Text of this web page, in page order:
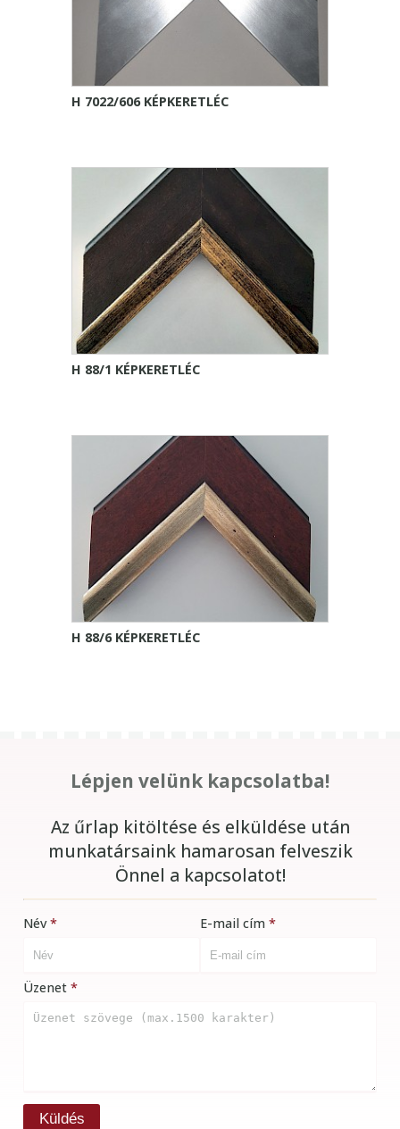
H 7022/606 KÉPKERETLÉC
H 88/1 KÉPKERETLÉC
H 88/6 KÉPKERETLÉC
Lépjen velünk kapcsolatba!
Az űrlap kitöltése és elküldése után
munkatársaink hamarosan felveszik
Önnel a kapcsolatot!
Név E-mail cím
Üzenet
Küldés